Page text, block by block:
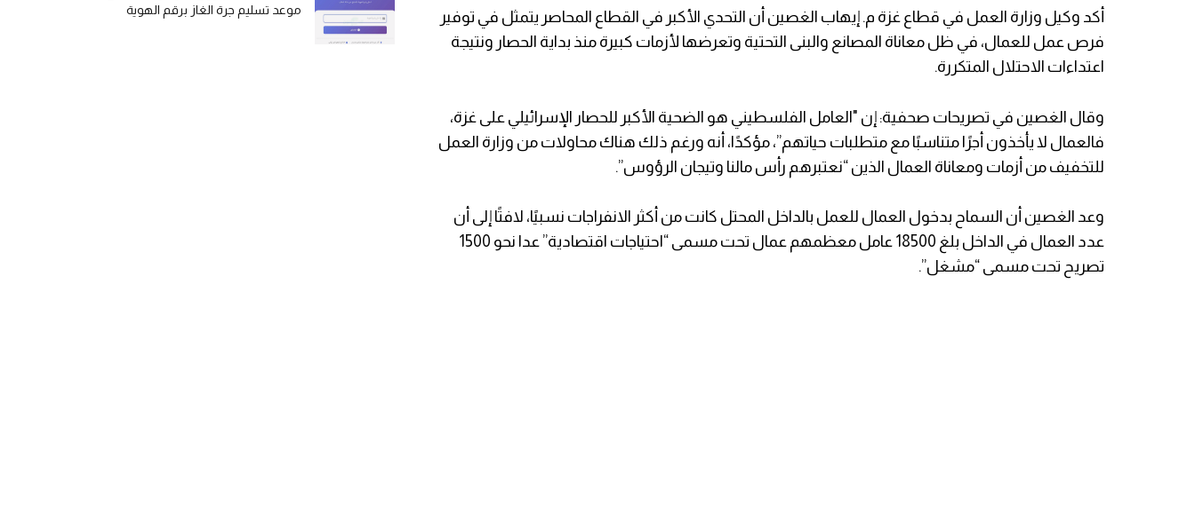
أكد وكيل وزارة العمل في قطاع غزة م. إيهاب الغصين أن التحدي الأكبر في القطاع المحاصر يتمثل في توفير
فرص عمل للعمال، في ظل معاناة المصانع والبنى التحتية وتعرضها لأزمات كبيرة منذ بداية الحصار ونتيجة
اعتداءات الاحتلال المتكررة.
وقال الغصين في تصريحات صحفية: إن "العامل الفلسطيني هو الضحية الأكبر للحصار الإسرائيلي على غزة،
فالعمال لا يأخذون أجرًا متناسبًا مع متطلبات حياتهم”، مؤكدًا، أنه ورغم ذلك هناك محاولات من وزارة العمل
للتخفيف من أزمات ومعاناة العمال الذين “نعتبرهم رأس مالنا وتيجان الرؤوس”.
وعد الغصين أن السماح بدخول العمال للعمل بالداخل المحتل كانت من أكثر الانفراجات نسبيًا، لافتًا إلى أن
عدد العمال في الداخل بلغ 18500 عامل معظمهم عمال تحت مسمى “احتياجات اقتصادية” عدا نحو 1500
تصريح تحت مسمى “مشغل”.
موعد تسليم جرة الغاز برقم الهوية